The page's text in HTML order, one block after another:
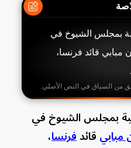
بمجلس الشيوخ في
مبابي قائد فرنسا،
من السياق في النص الأصلي.
بمجلس الشيوخ في
مبابيقائدفرنسا،